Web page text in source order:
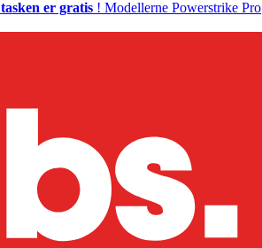
tasken er gratis ! Modellerne Powerstrike Pro